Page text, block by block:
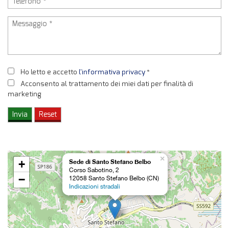
Ho letto e accetto l'informativa privacy*
Acconsento al trattamento dei miei dati per finalità di
marketing
Sede di Santo Stefano Belbo
Corso Sabotino, 2
12058 Santo Stefano Belbo (CN)
Indicazioni stradali
×
+
−